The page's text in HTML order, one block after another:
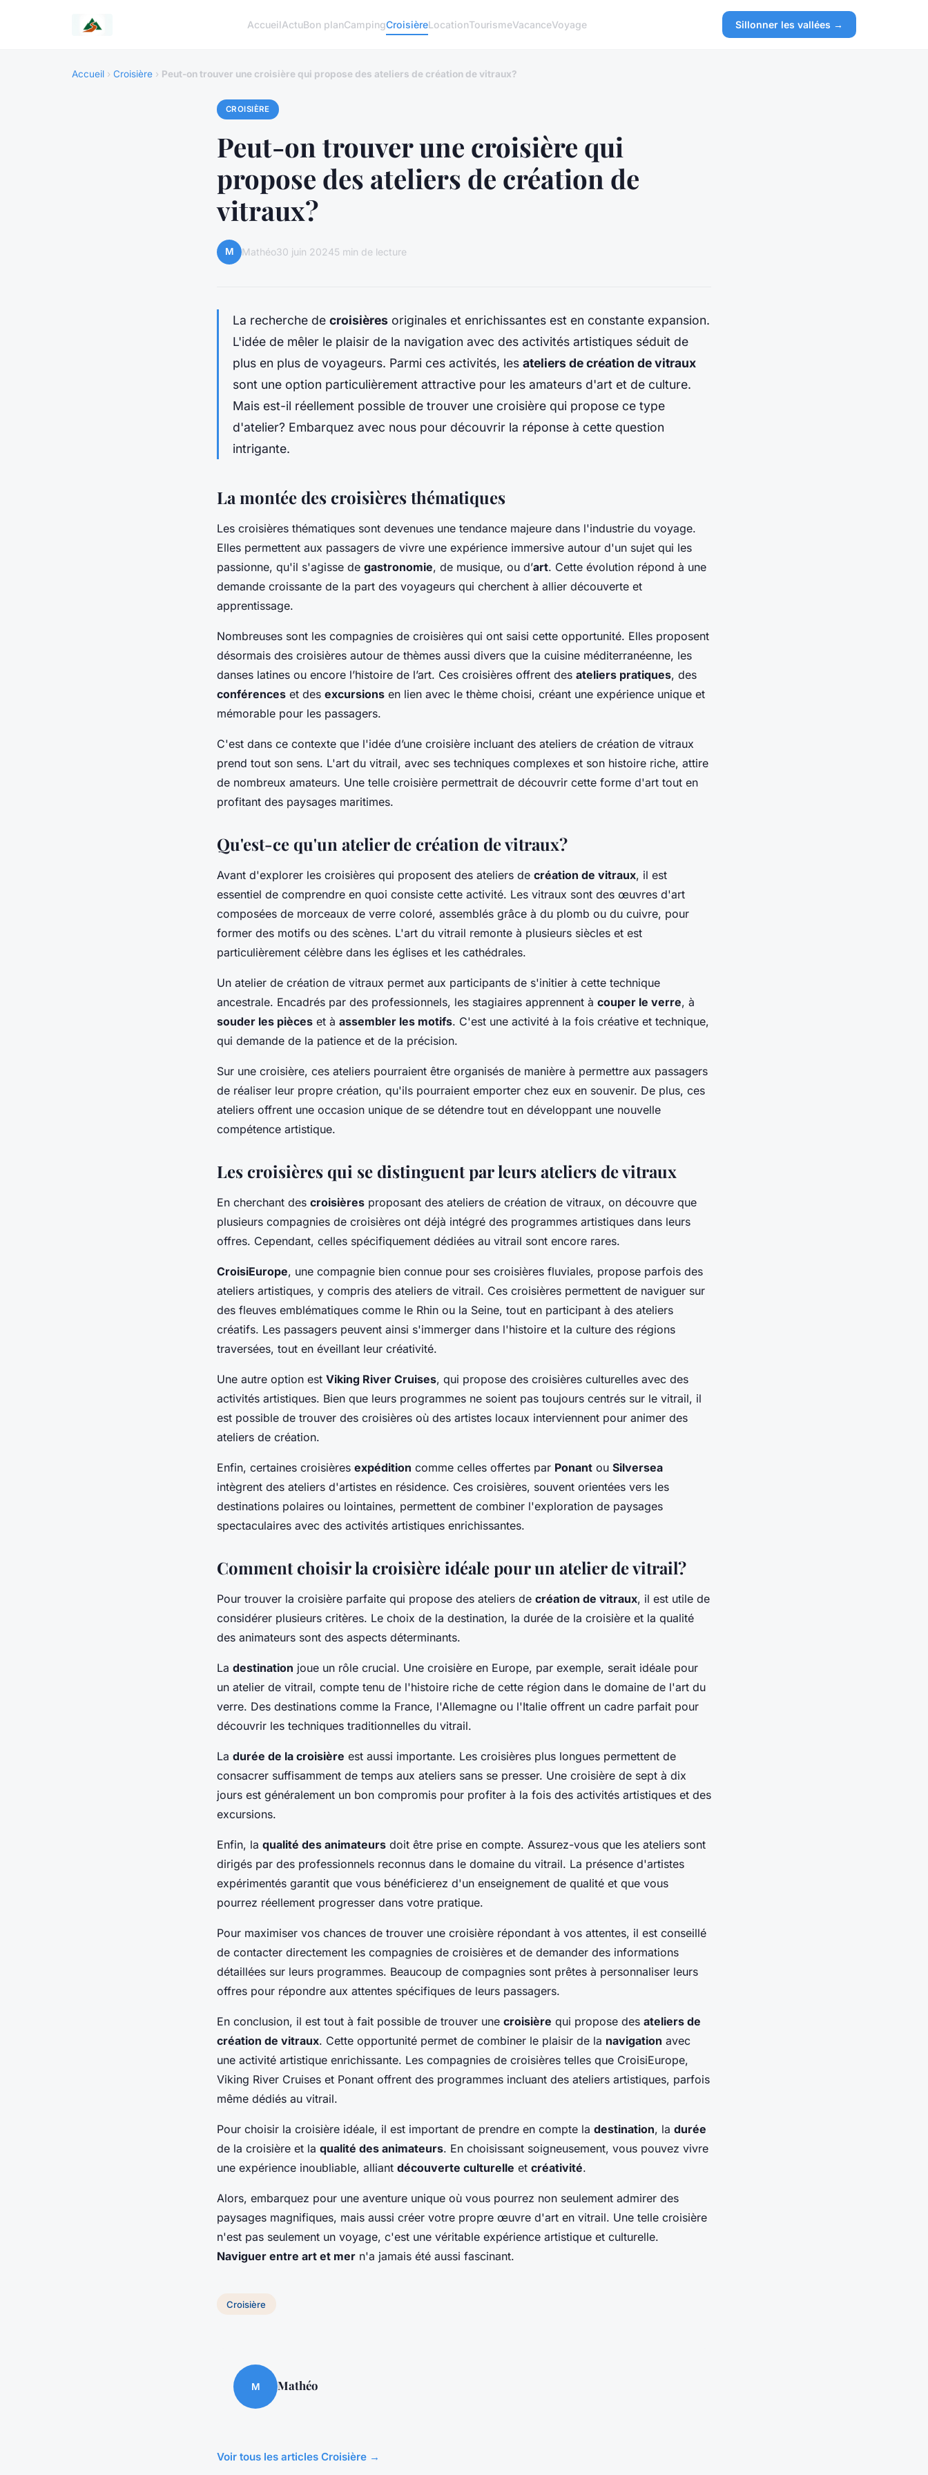
AccueilActuBon planCampingCroisièreLocationTourismeVacanceVoyage Sillonner les vallées →
Accueil › Croisière › Peut-on trouver une croisière qui propose des ateliers de création de vitraux?
CROISIÈRE
Peut-on trouver une croisière qui
propose des ateliers de création de
vitraux?
M Mathéo30 juin 20245 min de lecture
La recherche de croisières originales et enrichissantes est en constante expansion.
L'idée de mêler le plaisir de la navigation avec des activités artistiques séduit de
plus en plus de voyageurs. Parmi ces activités, les ateliers de création de vitraux
sont une option particulièrement attractive pour les amateurs d'art et de culture.
Mais est-il réellement possible de trouver une croisière qui propose ce type
d'atelier? Embarquez avec nous pour découvrir la réponse à cette question
intrigante.
La montée des croisières thématiques
Les croisières thématiques sont devenues une tendance majeure dans l'industrie du voyage.
Elles permettent aux passagers de vivre une expérience immersive autour d'un sujet qui les
passionne, qu'il s'agisse de gastronomie, de musique, ou d’art. Cette évolution répond à une
demande croissante de la part des voyageurs qui cherchent à allier découverte et
apprentissage.
Nombreuses sont les compagnies de croisières qui ont saisi cette opportunité. Elles proposent
désormais des croisières autour de thèmes aussi divers que la cuisine méditerranéenne, les
danses latines ou encore l’histoire de l’art. Ces croisières offrent des ateliers pratiques, des
conférences et des excursions en lien avec le thème choisi, créant une expérience unique et
mémorable pour les passagers.
C'est dans ce contexte que l'idée d’une croisière incluant des ateliers de création de vitraux
prend tout son sens. L'art du vitrail, avec ses techniques complexes et son histoire riche, attire
de nombreux amateurs. Une telle croisière permettrait de découvrir cette forme d'art tout en
profitant des paysages maritimes.
Qu'est-ce qu'un atelier de création de vitraux?
Avant d'explorer les croisières qui proposent des ateliers de création de vitraux, il est
essentiel de comprendre en quoi consiste cette activité. Les vitraux sont des œuvres d'art
composées de morceaux de verre coloré, assemblés grâce à du plomb ou du cuivre, pour
former des motifs ou des scènes. L'art du vitrail remonte à plusieurs siècles et est
particulièrement célèbre dans les églises et les cathédrales.
Un atelier de création de vitraux permet aux participants de s'initier à cette technique
ancestrale. Encadrés par des professionnels, les stagiaires apprennent à couper le verre, à
souder les pièces et à assembler les motifs. C'est une activité à la fois créative et technique,
qui demande de la patience et de la précision.
Sur une croisière, ces ateliers pourraient être organisés de manière à permettre aux passagers
de réaliser leur propre création, qu'ils pourraient emporter chez eux en souvenir. De plus, ces
ateliers offrent une occasion unique de se détendre tout en développant une nouvelle
compétence artistique.
Les croisières qui se distinguent par leurs ateliers de vitraux
En cherchant des croisières proposant des ateliers de création de vitraux, on découvre que
plusieurs compagnies de croisières ont déjà intégré des programmes artistiques dans leurs
offres. Cependant, celles spécifiquement dédiées au vitrail sont encore rares.
CroisiEurope, une compagnie bien connue pour ses croisières fluviales, propose parfois des
ateliers artistiques, y compris des ateliers de vitrail. Ces croisières permettent de naviguer sur
des fleuves emblématiques comme le Rhin ou la Seine, tout en participant à des ateliers
créatifs. Les passagers peuvent ainsi s'immerger dans l'histoire et la culture des régions
traversées, tout en éveillant leur créativité.
Une autre option est Viking River Cruises, qui propose des croisières culturelles avec des
activités artistiques. Bien que leurs programmes ne soient pas toujours centrés sur le vitrail, il
est possible de trouver des croisières où des artistes locaux interviennent pour animer des
ateliers de création.
Enfin, certaines croisières expédition comme celles offertes par Ponant ou Silversea
intègrent des ateliers d'artistes en résidence. Ces croisières, souvent orientées vers les
destinations polaires ou lointaines, permettent de combiner l'exploration de paysages
spectaculaires avec des activités artistiques enrichissantes.
Comment choisir la croisière idéale pour un atelier de vitrail?
Pour trouver la croisière parfaite qui propose des ateliers de création de vitraux, il est utile de
considérer plusieurs critères. Le choix de la destination, la durée de la croisière et la qualité
des animateurs sont des aspects déterminants.
La destination joue un rôle crucial. Une croisière en Europe, par exemple, serait idéale pour
un atelier de vitrail, compte tenu de l'histoire riche de cette région dans le domaine de l'art du
verre. Des destinations comme la France, l'Allemagne ou l'Italie offrent un cadre parfait pour
découvrir les techniques traditionnelles du vitrail.
La durée de la croisière est aussi importante. Les croisières plus longues permettent de
consacrer suffisamment de temps aux ateliers sans se presser. Une croisière de sept à dix
jours est généralement un bon compromis pour profiter à la fois des activités artistiques et des
excursions.
Enfin, la qualité des animateurs doit être prise en compte. Assurez-vous que les ateliers sont
dirigés par des professionnels reconnus dans le domaine du vitrail. La présence d'artistes
expérimentés garantit que vous bénéficierez d'un enseignement de qualité et que vous
pourrez réellement progresser dans votre pratique.
Pour maximiser vos chances de trouver une croisière répondant à vos attentes, il est conseillé
de contacter directement les compagnies de croisières et de demander des informations
détaillées sur leurs programmes. Beaucoup de compagnies sont prêtes à personnaliser leurs
offres pour répondre aux attentes spécifiques de leurs passagers.
En conclusion, il est tout à fait possible de trouver une croisière qui propose des ateliers de
création de vitraux. Cette opportunité permet de combiner le plaisir de la navigation avec
une activité artistique enrichissante. Les compagnies de croisières telles que CroisiEurope,
Viking River Cruises et Ponant offrent des programmes incluant des ateliers artistiques, parfois
même dédiés au vitrail.
Pour choisir la croisière idéale, il est important de prendre en compte la destination, la durée
de la croisière et la qualité des animateurs. En choisissant soigneusement, vous pouvez vivre
une expérience inoubliable, alliant découverte culturelle et créativité.
Alors, embarquez pour une aventure unique où vous pourrez non seulement admirer des
paysages magnifiques, mais aussi créer votre propre œuvre d'art en vitrail. Une telle croisière
n'est pas seulement un voyage, c'est une véritable expérience artistique et culturelle.
Naviguer entre art et mer n'a jamais été aussi fascinant.
Croisière
M Mathéo
Voir tous les articles Croisière →